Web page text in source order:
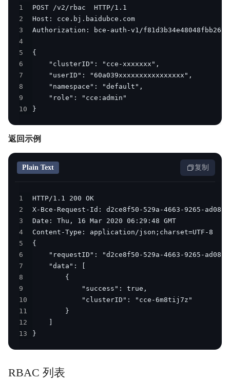
1
2
3
4
5
6
7
8
9
10
}
返回示例
Plain Text 复制
1
2
3
4
5
6
7
8
9
10
11
12
13
}
RBAC 列表